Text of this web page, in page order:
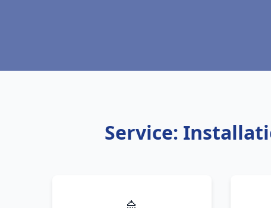
Service: